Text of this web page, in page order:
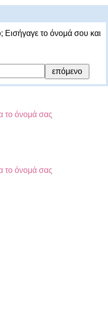
Εισήγαγε το όνομά σου και
το όνομά σας
το όνομά σας